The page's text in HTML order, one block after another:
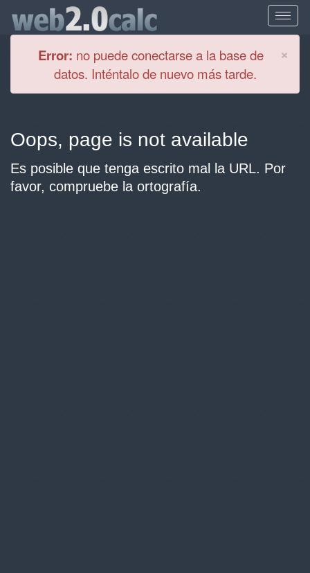
×
Error: no puede conectarse a la base de
datos. Inténtalo de nuevo más tarde.
Oops, page is not available
Es posible que tenga escrito mal la URL. Por
favor, compruebe la ortografía.